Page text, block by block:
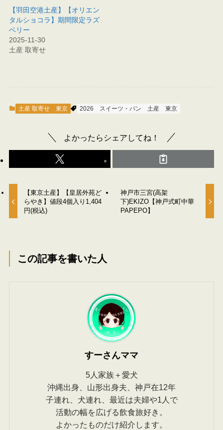
【羽田空港土産】【オリエン
タルショコラ】期間限定ラズ
ベリー
2025-11-30
土産 取寄せ
土産 取寄せ 東京 2026 スイーツ・パン 土産 東京
よかったらシェアしてね！
【東京土産】【皇居外苑ど
らやき】値段4個入り1,404
円(税込)
神戸市三宮(高架
下)EKIZO【神戸式町中華
PAPEPO】
この記事を書いた人
すーさんママ
5人家族＋愛犬
沖縄出身、山形出身夫、神戸在12年
子連れ、犬連れ、最近は夫婦や1人で
活動の幅を広げる飲食旅好き。
よかったものだけ紹介します。